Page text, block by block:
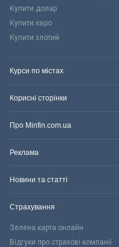
Купити долар
Купити євро
Купити злотий
Курси по містах
Корисні сторінки
Про Minfin.com.ua
Реклама
Новини та статті
Страхування
Зелена карта онлайн
Відгуки про страхові компанії